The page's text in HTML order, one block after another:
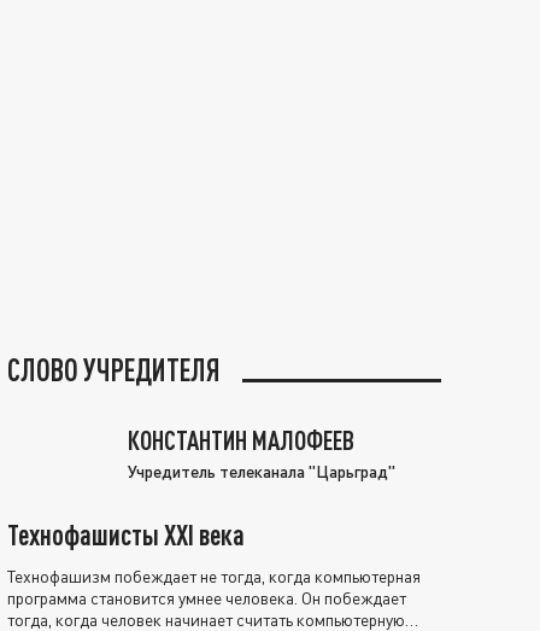
СЛОВО УЧРЕДИТЕЛЯ
КОНСТАНТИН МАЛОФЕЕВ
Учредитель телеканала "Царьград"
Технофашисты XXI века
Технофашизм побеждает не тогда, когда компьютерная
программа становится умнее человека. Он побеждает
тогда, когда человек начинает считать компьютерную